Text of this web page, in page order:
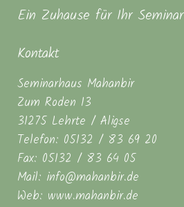
Ein Zuhause für Ihr Seminar
Kontakt
Seminarhaus Mahanbir
Zum Roden 13
31275 Lehrte / Aligse
Telefon: 05132 / 83 69 20
Fax: 05132 / 83 64 05
Mail: info@mahanbir.de
Web: www.mahanbir.de